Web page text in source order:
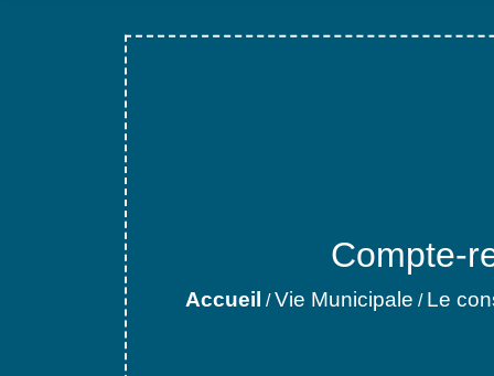
Compte-
Accueil /Vie Municipale / Le